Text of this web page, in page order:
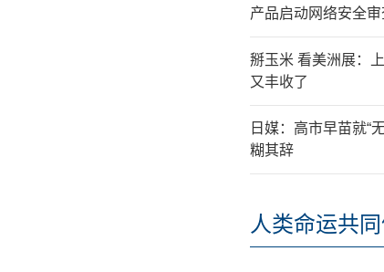
产品启动网络安全审
掰玉米 看美洲展：
又丰收了
日媒：高市早苗就“
糊其辞
人类命运共